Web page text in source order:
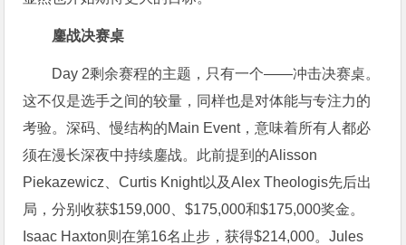
鏖战决赛桌
Day 2剩余赛程的主题，只有一个——冲击决赛桌。
这不仅是选手之间的较量，同样也是对体能与专注力的
考验。深码、慢结构的Main Event，意味着所有人都必
须在漫长深夜中持续鏖战。此前提到的Alisson
Piekazewicz、Curtis Knight以及Alex Theologis先后出
局，分别收获$159,000、$175,000和$175,000奖金。
Isaac Haxton则在第16名止步，获得$214,000。Jules